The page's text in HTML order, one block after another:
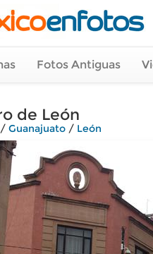
Fotos Antiguas
de León
/ Guanajuato / León